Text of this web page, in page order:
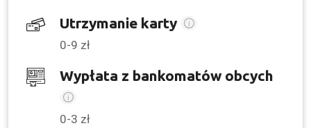
Utrzymanie karty
0-9 zł
Wypłata z bankomatów obcych
0-3 zł